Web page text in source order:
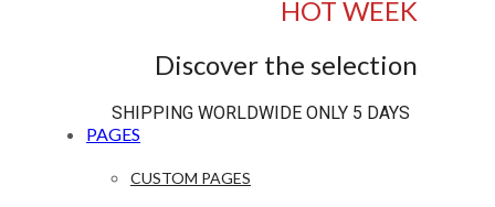
HOT WEEK
Discover the selection
SHIPPING WORLDWIDE ONLY 5 DAYS
PAGES
CUSTOM PAGES